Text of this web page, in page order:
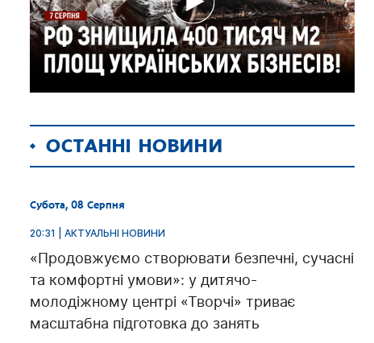
ОСТАННІ НОВИНИ
Субота, 08 Серпня
20:31 | АКТУАЛЬНІ НОВИНИ
«Продовжуємо створювати безпечні, сучасні
та комфортні умови»: у дитячо-
молодіжному центрі «Творчі» триває
масштабна підготовка до занять